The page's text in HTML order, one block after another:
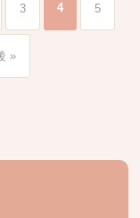
3 4 5
»